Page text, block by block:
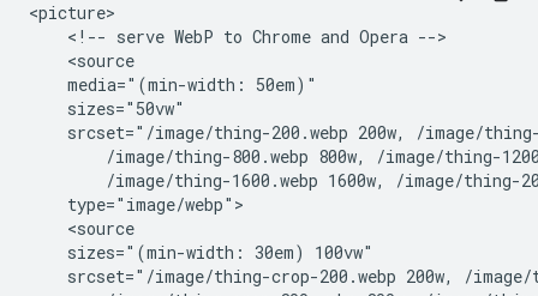
<picture>
    <!-- serve WebP to Chrome and Opera -->
    <source
    media="(min-width: 50em)"
    sizes="50vw"
srcset="/image/thing-200.webp 200w, /image/
/image/thing-800.webp 800w, /image/thing-
/image/thing-1600.webp 1600w, /image/thing-
    type="image/webp">
    <source
    sizes="(min-width: 30em) 100vw"
srcset="/image/thing-crop-200.webp 200w, /